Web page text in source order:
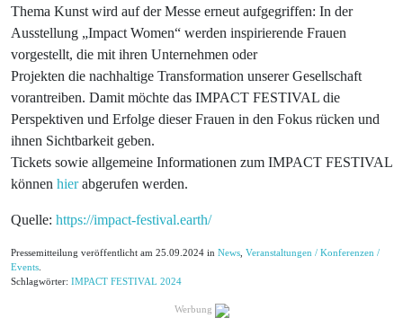
Thema Kunst wird auf der Messe erneut aufgegriffen: In der
Ausstellung „Impact Women“ werden inspirierende Frauen
vorgestellt, die mit ihren Unternehmen oder
Projekten die nachhaltige Transformation unserer Gesellschaft
vorantreiben. Damit möchte das IMPACT FESTIVAL die
Perspektiven und Erfolge dieser Frauen in den Fokus rücken und
ihnen Sichtbarkeit geben.
Tickets sowie allgemeine Informationen zum IMPACT FESTIVAL
können hierabgerufen werden.
Quelle: https://impact-festival.earth/
Pressemitteilung veröffentlicht am 25.09.2024 in News, Veranstaltungen / Konferenzen /
Events.
Schlagwörter: IMPACT FESTIVAL 2024
Werbung